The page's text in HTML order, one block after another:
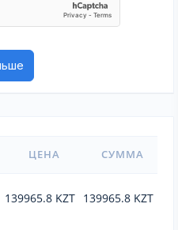
ЦЕНА СУММА
139965.8 KZT 139965.8 KZT